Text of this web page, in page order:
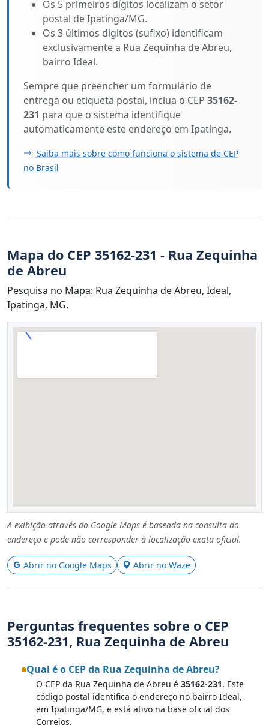
Os 5 primeiros dígitos localizam o setor
postal de Ipatinga/MG.
Os 3 últimos dígitos (sufixo) identificam
exclusivamente a Rua Zequinha de Abreu,
bairro Ideal.
Sempre que preencher um formulário de
entrega ou etiqueta postal, inclua o CEP 35162-
231 para que o sistema identifique
automaticamente este endereço em Ipatinga.
Saiba mais sobre como funciona o sistema de CEP
no Brasil
Mapa do CEP 35162-231 - Rua Zequinha
de Abreu
Pesquisa no Mapa: Rua Zequinha de Abreu, Ideal,
Ipatinga, MG.
A exibição através do Google Maps é baseada na consulta do
endereço e pode não corresponder à localização exata oficial.
Abrir no Google Maps Abrir no Waze
Perguntas frequentes sobre o CEP
35162-231, Rua Zequinha de Abreu
Qual é o CEP da Rua Zequinha de Abreu?
O CEP da Rua Zequinha de Abreu é 35162-231. Este
código postal identifica o endereço no bairro Ideal,
em Ipatinga/MG, e está ativo na base oficial dos
Correios.